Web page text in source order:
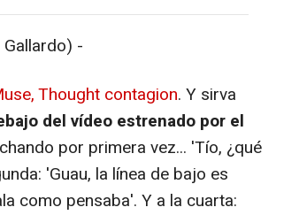
-
Thought contagion. Y sirva
del vídeo estrenado por el
por primera vez... 'Tío, ¿qué
'Guau, la línea de bajo es
como pensaba'. Y a la cuarta: